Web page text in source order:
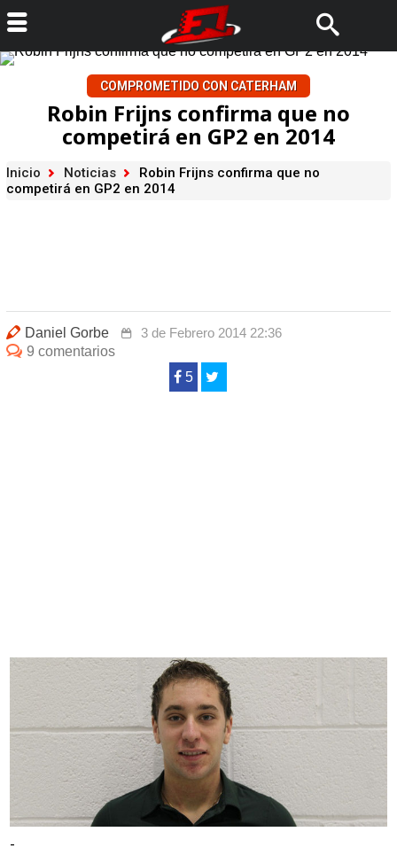
COMPROMETIDO CON CATERHAM
Robin Frijns confirma que no
competirá en GP2 en 2014
Inicio Noticias
Robin Frijns confirma que no
competirá en GP2 en 2014
Daniel Gorbe
3 de Febrero 2014 22:36
9 comentarios
5
-